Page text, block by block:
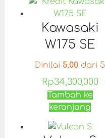
Kawasaki
W175 SE
Dinilai 5.00 dari 5
Rp34,300,000
Tambah ke
keranjang